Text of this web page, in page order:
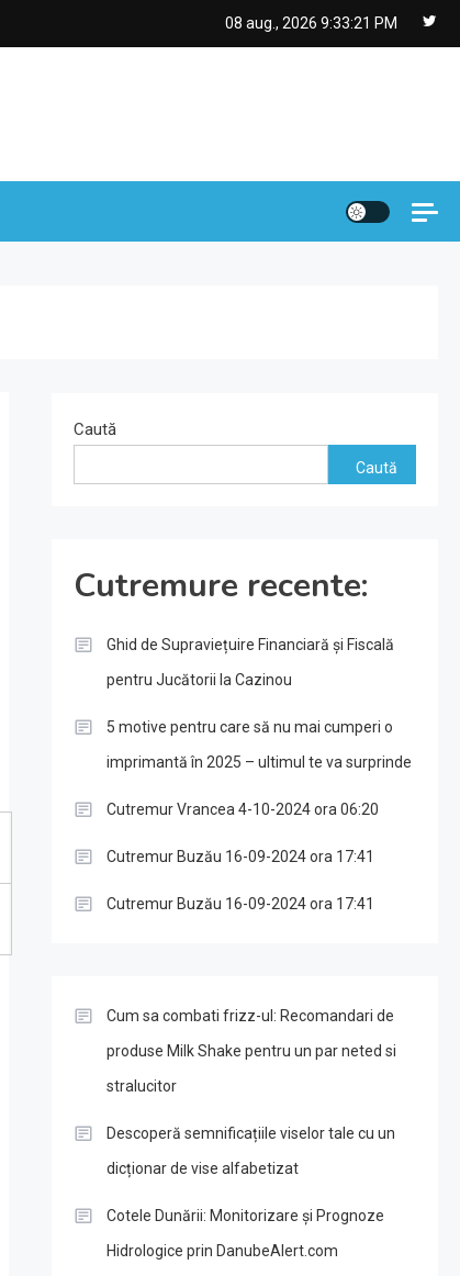
08 aug., 2026 9:33:22 PM
Caută
Caută
Cutremure recente:
Ghid de Supraviețuire Financiară și Fiscală
pentru Jucătorii la Cazinou
5 motive pentru care să nu mai cumperi o
imprimantă în 2025 – ultimul te va surprinde
Cutremur Vrancea 4-10-2024 ora 06:20
Cutremur Buzău 16-09-2024 ora 17:41
Cutremur Buzău 16-09-2024 ora 17:41
Cum sa combati frizz-ul: Recomandari de
produse Milk Shake pentru un par neted si
stralucitor
Descoperă semnificațiile viselor tale cu un
dicționar de vise alfabetizat
Cotele Dunării: Monitorizare și Prognoze
Hidrologice prin DanubeAlert.com